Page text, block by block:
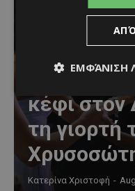
Μια
παράδοση,
κέφι στον
τη γιορτή
Κατερίνα Χριστοφή -
ΕΜΦΆΝΙΣΗ